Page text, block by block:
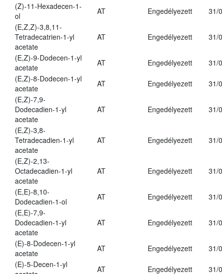
(Z)-11-Hexadecen-1-
ol
AT Engedélyezett
31/
(E,Z,Z)-3,8,11-
Tetradecatrien-1-yl
acetate
AT Engedélyezett 31/
(E,Z)-9-Dodecen-1-yl
acetate
AT Engedélyezett
31/
(E,Z)-8-Dodecen-1-yl
acetate
AT Engedélyezett
31/
(E,Z)-7,9-
Dodecadien-1-yl
acetate
AT Engedélyezett 31/
(E,Z)-3,8-
Tetradecadien-1-yl
acetate
AT Engedélyezett 31/
(E,Z)-2,13-
Octadecadien-1-yl
acetate
AT Engedélyezett 31/
(E,E)-8,10-
Dodecadien-1-ol
AT Engedélyezett
31/
(E,E)-7,9-
Dodecadien-1-yl
acetate
AT Engedélyezett 31/
(E)-8-Dodecen-1-yl
acetate
AT Engedélyezett
31/
(E)-5-Decen-1-yl
AT Engedélyezett 31/